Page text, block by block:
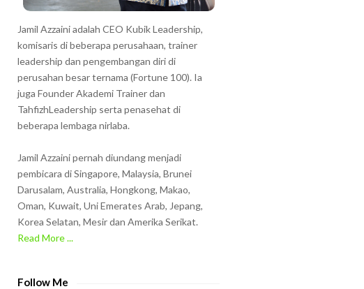
Jamil Azzaini adalah CEO Kubik Leadership,
komisaris di beberapa perusahaan, trainer
leadership dan pengembangan diri di
perusahan besar ternama (Fortune 100). Ia
juga Founder Akademi Trainer dan
TahfizhLeadership serta penasehat di
beberapa lembaga nirlaba.
Jamil Azzaini pernah diundang menjadi
pembicara di Singapore, Malaysia, Brunei
Darusalam, Australia, Hongkong, Makao,
Oman, Kuwait, Uni Emerates Arab, Jepang,
Korea Selatan, Mesir dan Amerika Serikat.
Read More ...
Follow Me